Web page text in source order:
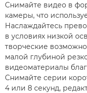
Снимайте видео в
камеры, что
Наслаждайтесь
в условиях низкой
творческие
малой глубиной
видеоматериалы
Снимайте серии
4 или 8 секунд,